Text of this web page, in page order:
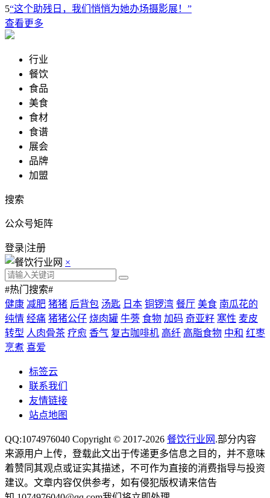
5“这个助残日，我们悄悄为她办场摄影展！”
查看更多
行业
餐饮
食品
美食
食材
食谱
展会
品牌
加盟
搜索
公众号矩阵
登录|注册
×
#热门搜索#
健康 减肥 猪猪 后背包 汤匙 日本 铜锣湾 餐厅 美食 南瓜花的
纯情 经痛 猪猪公仔 烧肉罐 牛蒡 食物 加码 奇亚籽 寒性 麦皮
转型 人肉骨茶 疗愈 香气 复古咖啡机 高纤 高脂食物 中和 红枣
烹煮 喜爱
标签云
联系我们
友情链接
站点地图
QQ:1074976040 Copyright © 2017-2026 餐饮行业网 .部分内容
来源用户上传，登载此文出于传递更多信息之目的，并不意味
着赞同其观点或证实其描述，不可作为直接的消费指导与投资
建议。文章内容仅供参考，如有侵犯版权请来信告